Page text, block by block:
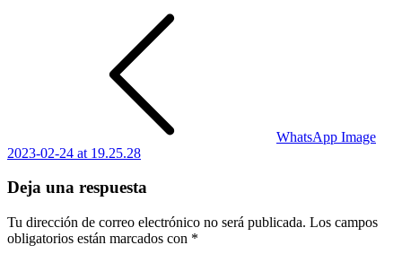
WhatsApp Image
2023-02-24 at 19.25.28
Deja una respuesta
Tu dirección de correo electrónico no será publicada. Los campos
obligatorios están marcados con *